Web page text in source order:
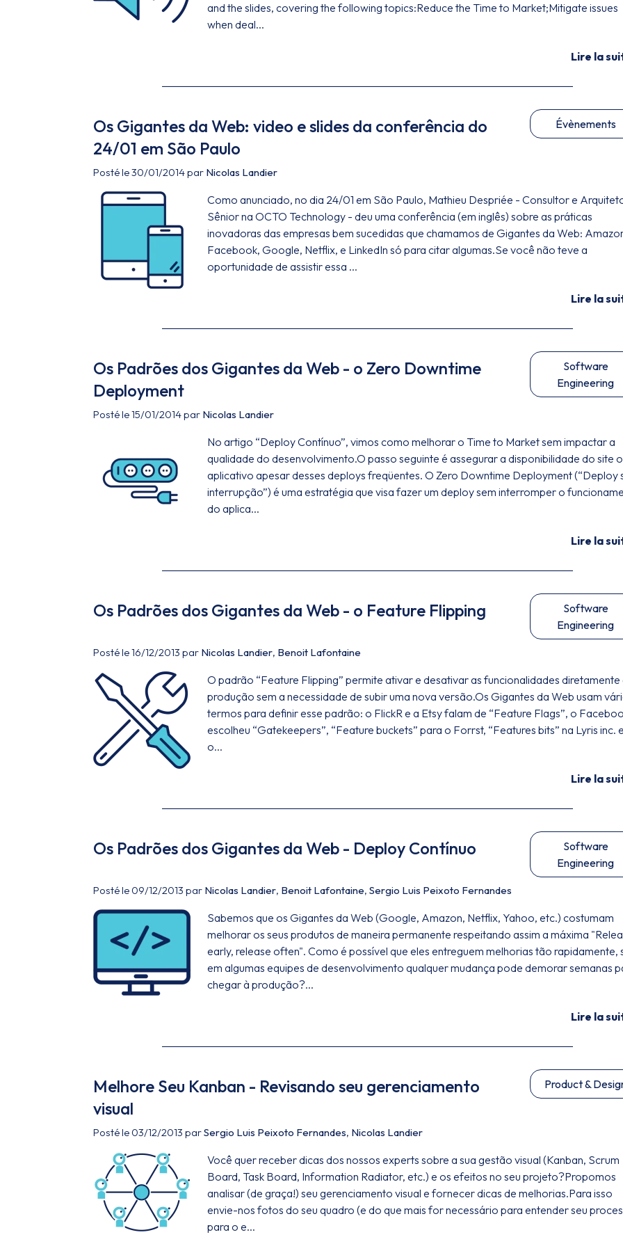
and the slides, covering the following topics:Reduce the Time to Market;Mitigate issues
when deal...
Lire la
Os Gigantes da Web: video e slides da conferência do
24/01 em São Paulo
Évènements
Posté le 30/01/2014 par Nicolas Landier
Como anunciado, no dia 24/01 em São Paulo, Mathieu Despriée - Consultor e
Sênior na OCTO Technology - deu uma conferência (em inglês) sobre as práticas
inovadoras das empresas bem sucedidas que chamamos de Gigantes da Web:
Facebook, Google, Netflix, e LinkedIn só para citar algumas.Se você não teve a
oportunidade de assistir essa ...
Lire la
Os Padrões dos Gigantes da Web - o Zero Downtime
Deployment
Software
Engineering
Posté le 15/01/2014 par Nicolas Landier
No artigo “Deploy Contínuo”, vimos como melhorar o Time to Market sem impactar a
qualidade do desenvolvimento.O passo seguinte é assegurar a disponibilidade do site
aplicativo apesar desses deploys freqüentes. O Zero Downtime Deployment (“Deploy
interrupção”) é uma estratégia que visa fazer um deploy sem interromper o
do aplica...
Lire la
Os Padrões dos Gigantes da Web - o Feature Flipping
Software
Engineering
Posté le 16/12/2013 par Nicolas Landier, Benoit Lafontaine
O padrão “Feature Flipping” permite ativar e desativar as funcionalidades diretamente
produção sem a necessidade de subir uma nova versão.Os Gigantes da Web usam
termos para definir esse padrão: o FlickR e a Etsy falam de “Feature Flags”, o
escolheu “Gatekeepers”, “Feature buckets” para o Forrst, “Features bits” na Lyris inc. e
o...
Lire la
Os Padrões dos Gigantes da Web - Deploy Contínuo
Software
Engineering
Posté le 09/12/2013 par Nicolas Landier, Benoit Lafontaine, Sergio Luis Peixoto Fernandes
Sabemos que os Gigantes da Web (Google, Amazon, Netflix, Yahoo, etc.) costumam
melhorar os seus produtos de maneira permanente respeitando assim a máxima
early, release often". Como é possível que eles entreguem melhorias tão rapidamente,
em algumas equipes de desenvolvimento qualquer mudança pode demorar semanas
chegar à produção?...
Lire la
Melhore Seu Kanban - Revisando seu gerenciamento
visual
Product &
Posté le 03/12/2013 parSergio Luis Peixoto Fernandes, Nicolas Landier
Você quer receber dicas dos nossos experts sobre a sua gestão visual (Kanban, Scrum
Board, Task Board, Information Radiator, etc.) e os efeitos no seu projeto?Propomos
analisar (de graça!) seu gerenciamento visual e fornecer dicas de melhorias.Para isso
envie-nos fotos do seu quadro (e do que mais for necessário para entender seu
para o e...